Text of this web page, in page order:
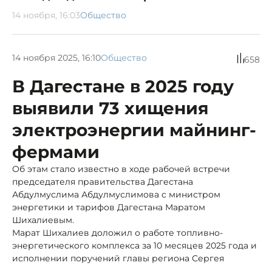
14 ноября, 16:03Общество
14 ноября 2025, 16:10Общество 658
В Дагестане в 2025 году
выявили 73 хищения
электроэнергии майнинг-
фермами
Об этам стало известно в ходе рабочей встречи
председателя правительства Дагестана
Абдулмуслима Абдулмуслимова с министром
энергетики и тарифов Дагестана Маратом
Шихалиевым.
Марат Шихалиев доложил о работе топливно-
энергетического комплекса за 10 месяцев 2025 года и
исполнении поручений главы региона Сергея